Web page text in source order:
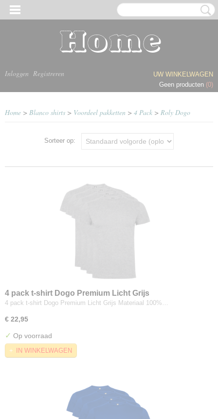
Inloggen Registreren
UW WINKELWAGEN
Geen producten (0)
Home > Blanco shirts > Voordeel pakketten > 4 Pack > Roly Dogo
Sorteer op:
4 pack t-shirt Dogo Premium Licht Grijs
4 pack t-shirt Dogo Premium Licht Grijs Materiaal 100%…
€ 22,95
✓ Op voorraad
IN WINKELWAGEN